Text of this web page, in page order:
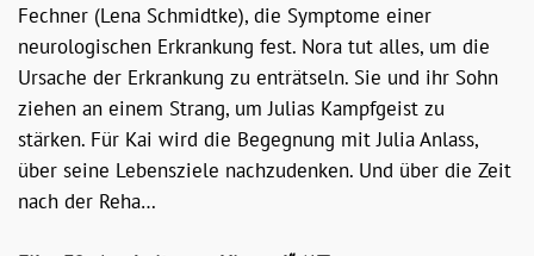
Fechner (Lena Schmidtke), die Symptome einer
neurologischen Erkrankung fest. Nora tut alles, um die
Ursache der Erkrankung zu enträtseln. Sie und ihr Sohn
ziehen an einem Strang, um Julias Kampfgeist zu
stärken. Für Kai wird die Begegnung mit Julia Anlass,
über seine Lebensziele nachzudenken. Und über die Zeit
nach der Reha…